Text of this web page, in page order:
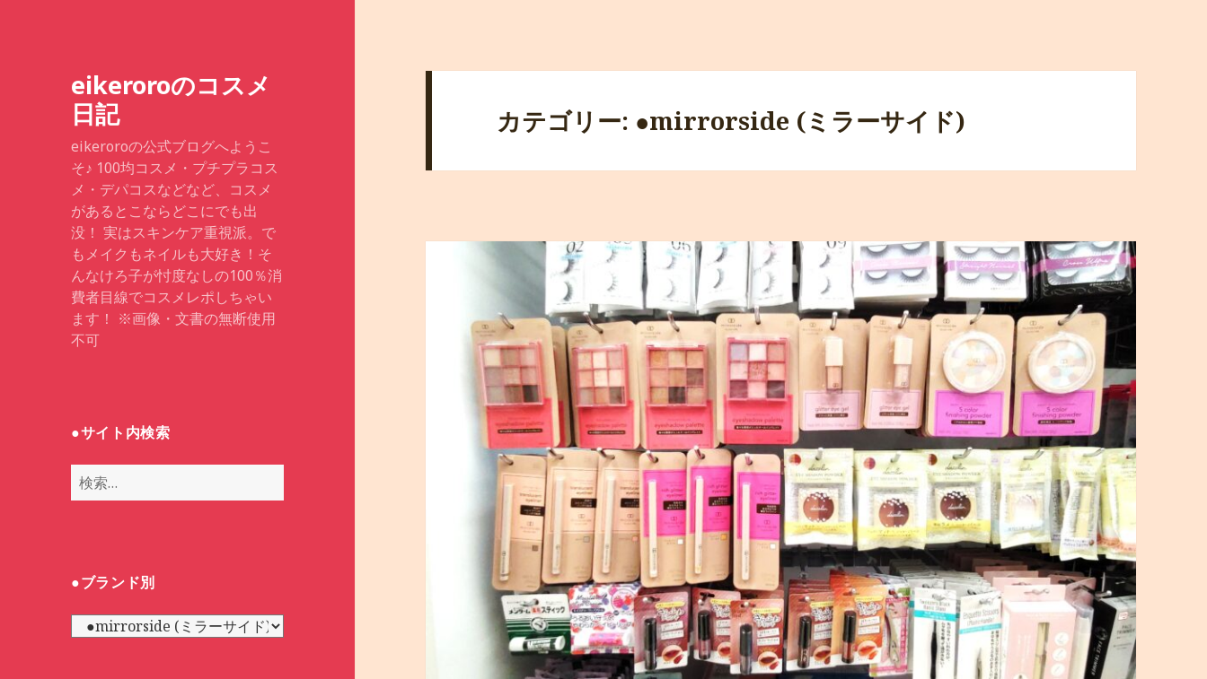
eikeroroのコスメ
日記
eikeroroの公式ブログへようこ
そ♪ 100均コスメ・プチプラコス
メ・デパコスなどなど、コスメ
があるとこならどこにでも出
没！ 実はスキンケア重視派。で
もメイクもネイルも大好き！そ
んなけろ子が忖度なしの100％消
費者目線でコスメレポしちゃい
ます！ ※画像・文書の無断使用
不可
●サイト内検索
検
索
●ブランド別
カテゴリー: ●mirrorside (ミラーサイド)